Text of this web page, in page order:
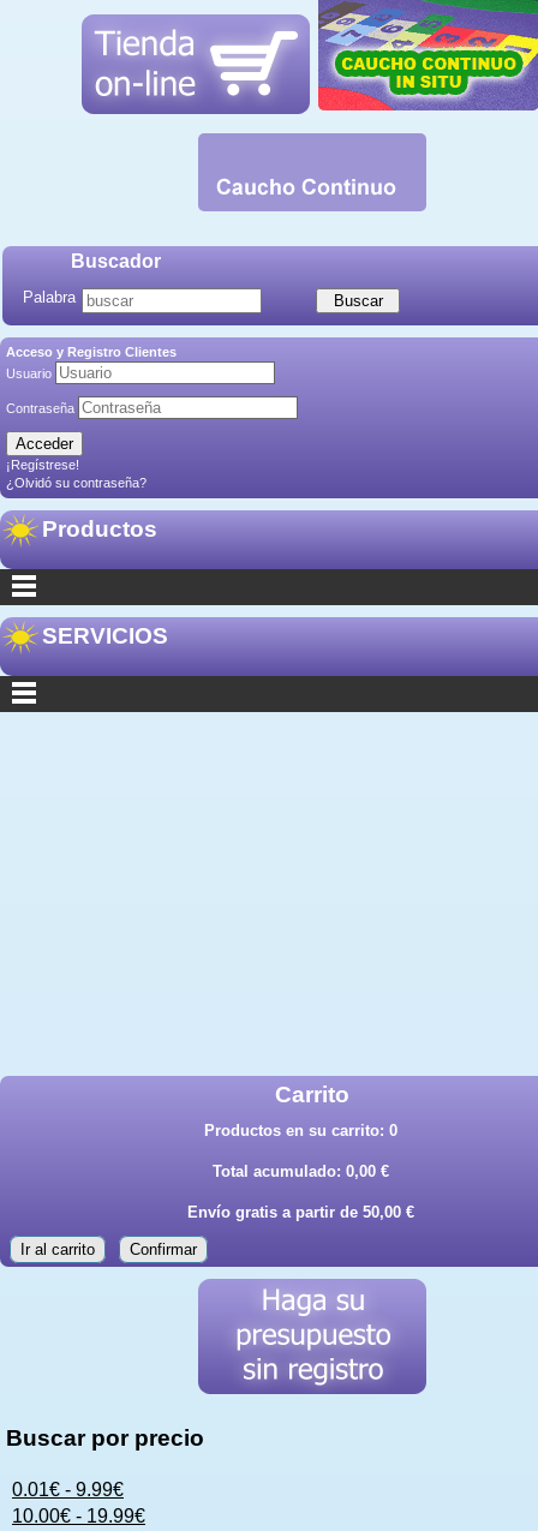
Buscador
Palabra
Acceso y Registro Clientes
Usuario
Contraseña
¡Regístrese!
¿Olvidó su contraseña?
Productos
SERVICIOS
Carrito
Productos en su carrito: 0
Total acumulado: 0,00 €
Envío gratis a partir de 50,00 €
Ir al carrito Confirmar
Buscar por precio
0.01€ - 9.99€
10.00€ - 19.99€